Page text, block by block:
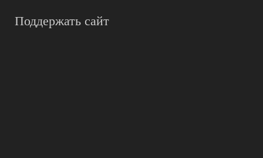
Поддержать сайт